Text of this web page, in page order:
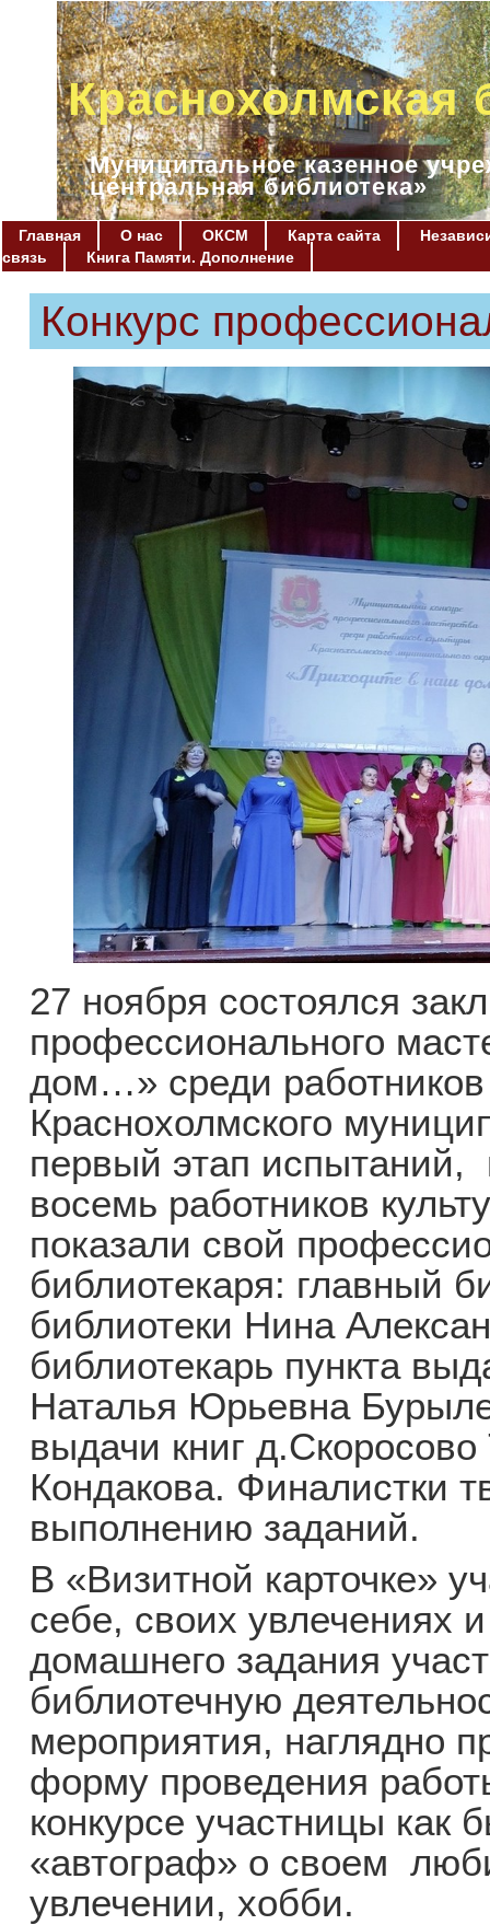
Краснохолмская
Муниципальное казенное
центральная библиотека»
Главная О нас ОКСМ Карта сайта
связь
Книга Памяти. Дополнение
Конкурс
27 ноября состоялся
профессионального
дом…» среди
Краснохолмского
первый этап
восемь работников
показали свой
библиотекаря: главный
библиотеки Нина
библиотекарь пункта
Наталья Юрьевна
выдачи книг
Кондакова. Финалистки
выполнению заданий.
В «Визитной карточке»
себе, своих увлечениях
домашнего задания
библиотечную
мероприятия, наглядно
форму проведения
конкурсе участницы
«автограф» о своем
увлечении, хобби.